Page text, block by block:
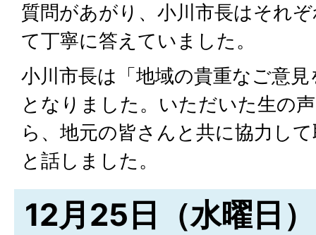
質問があがり、小川市長はそれ
て丁寧に答えていました。
小川市長は「地域の貴重なご意
となりました。いただいた生の
ら、地元の皆さんと共に協力し
と話しました。
12月25日（水曜日